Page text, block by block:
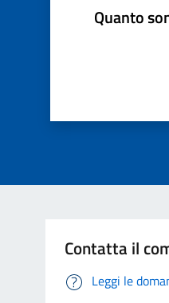
Quanto
Contatta il
Leggi le